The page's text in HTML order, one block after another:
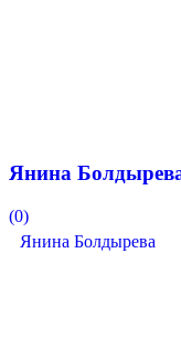
Янина
(0)
Янина Болдырева